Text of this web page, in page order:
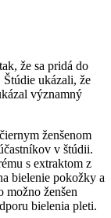
že sa pridá do
ukázali, že
významný
ženšenom
v štúdii.
s extraktom z
bielenie pokožky a
možno ženšen
bielenia pleti.